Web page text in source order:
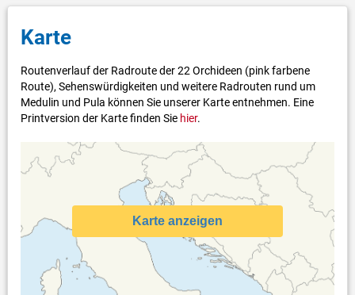
Karte
Routenverlauf der Radroute der 22 Orchideen (pink farbene
Route), Sehenswürdigkeiten und weitere Radrouten rund um
Medulin und Pula können Sie unserer Karte entnehmen. Eine
Printversion der Karte finden Sie hier.
Karte anzeigen